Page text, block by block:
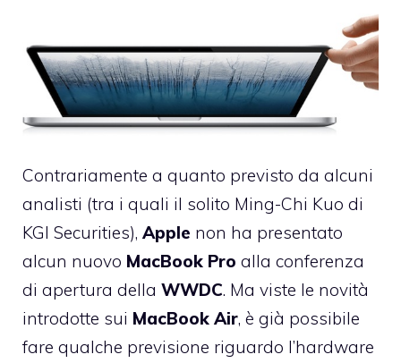
Contrariamente a quanto previsto da alcuni
analisti (tra i quali il solito Ming-Chi Kuo di
KGI Securities), Apple non ha presentato
alcun nuovo MacBook Pro alla conferenza
di apertura della WWDC. Ma viste le novità
introdotte sui MacBook Air, è già possibile
fare qualche previsione riguardo l’hardware